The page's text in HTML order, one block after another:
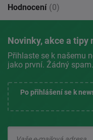
Hodnocení (0)
Novinky, akce a tipy
Přihlaste se k našemu
jako první. Žádný
Po přihlášení se k